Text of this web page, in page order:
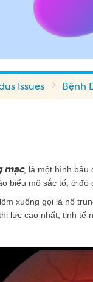
Issues Bệnh
mạc, là một hình bầu
biểu mô sắc tố, ở đó
xuống gọi là hố
lực cao nhất, tinh tế